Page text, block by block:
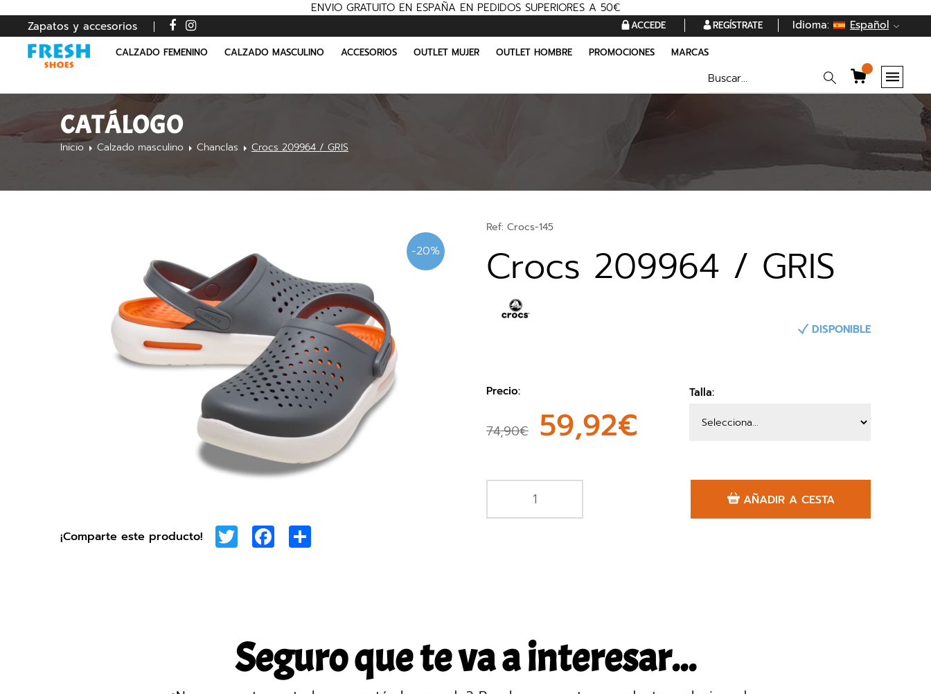
ENVIO GRATUITO EN ESPAÑA EN PEDIDOS SUPERIORES A 50€
Zapatos y accesorios
ACCEDE REGÍSTRATE Idioma: Español
CALZADO FEMENINO CALZADO MASCULINO ACCESORIOS OUTLET MUJER OUTLET HOMBRE PROMOCIONES MARCAS
CATÁLOGO
Inicio Calzado masculino Chanclas Crocs 209964 / GRIS
-20%
¡Comparte este producto! Twitter Facebook
Ref: Crocs-145
Crocs 209964 / GRIS
DISPONIBLE
Precio:
74,90€ 59,92€
Talla:
AÑADIR A CESTA
Seguro que te va a interesar...